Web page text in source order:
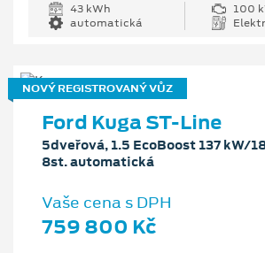
43 kWh
100
automatická
NOVÝ REGISTROVANÝ VŮZ
Ford Kuga ST-Line
5dveřová, 1.5 EcoBoost 137 kW/
8st. automatická
Vaše cena s DPH
759 800 Kč